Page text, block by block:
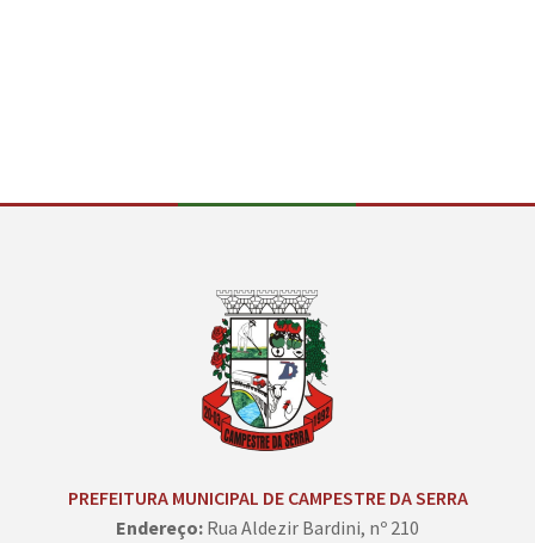
PREFEITURA MUNICIPAL DE CAMPESTRE DA SERRA
Endereço: Rua Aldezir Bardini, nº 210